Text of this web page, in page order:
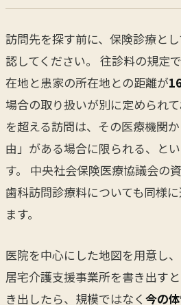
訪問先を探す前に、保険診療と
認してください。 往診料の規定
在地と患家の所在地との距離が
場合の取り扱いが別に定められ
を超える訪問は、その医療機関
由」がある場合に限られる、と
す。 中央社会保険医療協議会の
歯科訪問診療料についても同様
ます。
医院を中心にした地図を用意し
居宅介護支援事業所を書き出す
き出したら、規模ではなく 今の